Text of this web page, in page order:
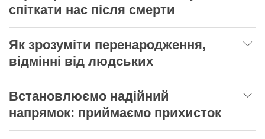
спіткати нас після смерти
Як зрозуміти перенародження,
відмінні від людських
Встановлюємо надійний
напрямок: приймаємо прихисток